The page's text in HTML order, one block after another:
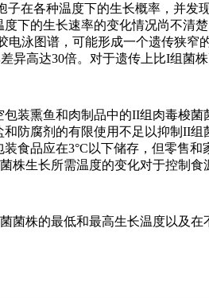
子在各种温度下的生长概率，并
下的生长速率的变化情况尚不清
电泳图谱，可能形成一个遗传狭
异高达30倍。对于遗传上比I组菌
装熏鱼和肉制品中的II组肉毒梭
防腐剂的有限使用不足以抑制II
食品应在3°C以下储存，但零售
株生长所需温度的变化对于控制食
菌株的最低和最高生长温度以及在